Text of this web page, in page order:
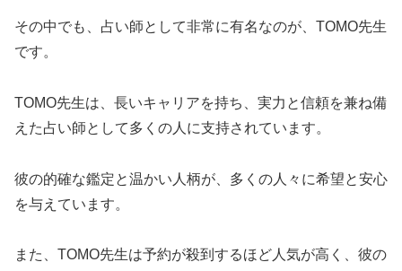
その中でも、占い師として非常に有名なのが、TOMO先生
です。
TOMO先生は、長いキャリアを持ち、実力と信頼を兼ね備
えた占い師として多くの人に支持されています。
彼の的確な鑑定と温かい人柄が、多くの人々に希望と安心
を与えています。
また、TOMO先生は予約が殺到するほど人気が高く、彼の